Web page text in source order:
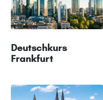
Deutschkurs
Frankfurt